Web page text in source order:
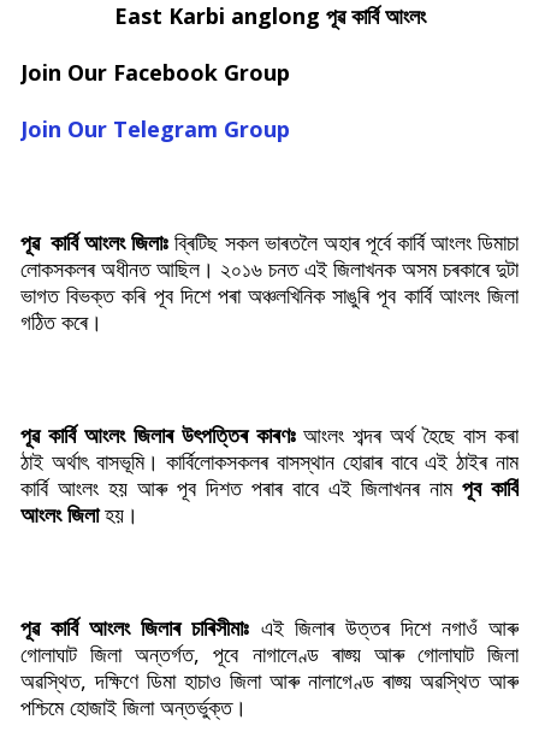
East Karbi anglong পূৱ কাৰ্বি আংলং
Join Our Facebook Group
Join Our Telegram Group
পূৱ কাৰ্বি আংলং জিলাঃব্ৰিটিছ সকল ভাৰতলৈ অহাৰ পূৰ্বে কাৰ্বি আংলং ডিমাচা
লোকসকলৰ অধীনত আছিল। ২০১৬ চনত এই জিলাখনক অসম চৰকাৰে দুটা
ভাগত বিভক্ত কৰি পূব দিশে পৰা অঞ্চলখিনিক সাঙুৰি পূব কাৰ্বি আংলং জিলা
গঠিত কৰে।
পূৱ কাৰ্বি আংলং জিলাৰ উৎপত্তিৰ কাৰণঃআংলং শব্দৰ অৰ্থ হৈছে বাস কৰা
ঠাই অৰ্থাৎ বাসভূমি। কাৰ্বিলোকসকলৰ বাসস্থান হোৱাৰ বাবে এই ঠাইৰ নাম
কাৰ্বি আংলং হয় আৰু পূব দিশত পৰাৰ বাবে এই জিলাখনৰ নাম পূব কাৰ্বি
আংলং জিলাহয়।
পূৱ কাৰ্বি আংলং জিলাৰ চাৰিসীমাঃ এই জিলাৰ উত্তৰ দিশে নগাওঁ আৰু
গোলাঘাট জিলা অন্তৰ্গত, পূবে নাগালেণ্ড ৰাজ্য় আৰু গোলাঘাট জিলা
অৱস্থিত, দক্ষিণে ডিমা হাচাও জিলা আৰু নালাগেণ্ড ৰাজ্য় অৱস্থিত আৰু
পশ্চিমে হোজাই জিলা অন্তৰ্ভুক্ত।